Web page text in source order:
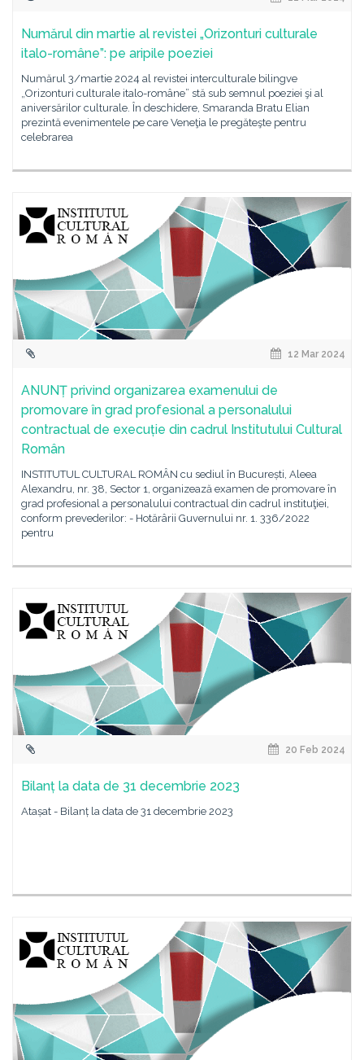
Numărul din martie al revistei „Orizonturi culturale
italo-române”: pe aripile poeziei
Numărul 3/martie 2024 al revistei interculturale bilingve
„Orizonturi culturale italo-române” stă sub semnul poeziei şi al
aniversărilor culturale. În deschidere, Smaranda Bratu Elian
prezintă evenimentele pe care Veneţia le pregăteşte pentru
celebrarea
12 Mar 2024
ANUNȚ privind organizarea examenului de
promovare în grad profesional a personalului
contractual de execuție din cadrul Institutului Cultural
Român
INSTITUTUL CULTURAL ROMÂN cu sediul în București, Aleea
Alexandru, nr. 38, Sector 1, organizează examen de promovare în
grad profesional a personalului contractual din cadrul instituţiei,
conform prevederilor: - Hotărârii Guvernului nr. 1. 336/2022
pentru
20 Feb 2024
Bilanț la data de 31 decembrie 2023
Atașat - Bilanț la data de 31 decembrie 2023